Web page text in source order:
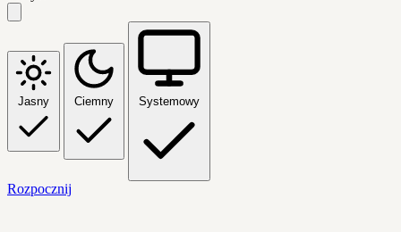
Jasny Ciemny Systemowy
Rozpocznij